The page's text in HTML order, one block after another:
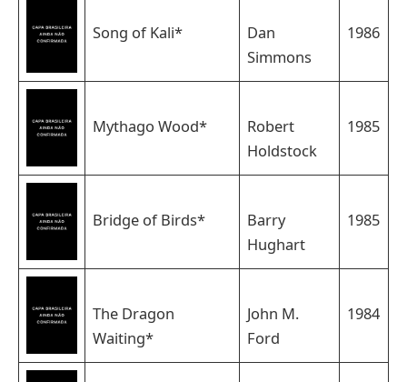
Song of Kali*
Dan
Simmons
1986
Mythago Wood*
Robert
Holdstock
1985
Bridge of Birds*
Barry
Hughart
1985
The Dragon
Waiting*
John M.
Ford
1984